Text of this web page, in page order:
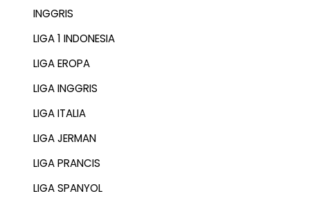
INGGRIS
LIGA 1 INDONESIA
LIGA EROPA
LIGA INGGRIS
LIGA ITALIA
LIGA JERMAN
LIGA PRANCIS
LIGA SPANYOL